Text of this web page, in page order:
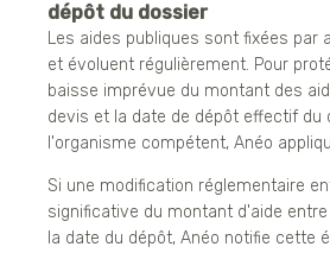
dépôt du dossier
Les aides publiques sont fixées par
et évoluent régulièrement. Pour
baisse imprévue du montant des
devis et la date de dépôt effectif du
l'organisme compétent, Anéo
Si une modification réglementaire
significative du montant d'aide
la date du dépôt, Anéo notifie cette